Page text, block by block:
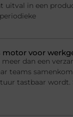
uitval in een
motor voor
meer dan een
teams
tastbaar